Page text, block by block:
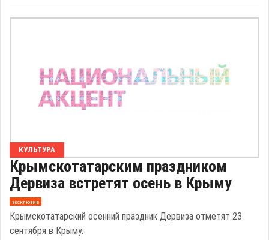
КУЛЬТУРА
Крымскотатарским праздником
Дервиза встретят осень в Крыму
эксклюзив
Крымскотатарский осенний праздник Дервиза отметят 23
сентября в Крыму.